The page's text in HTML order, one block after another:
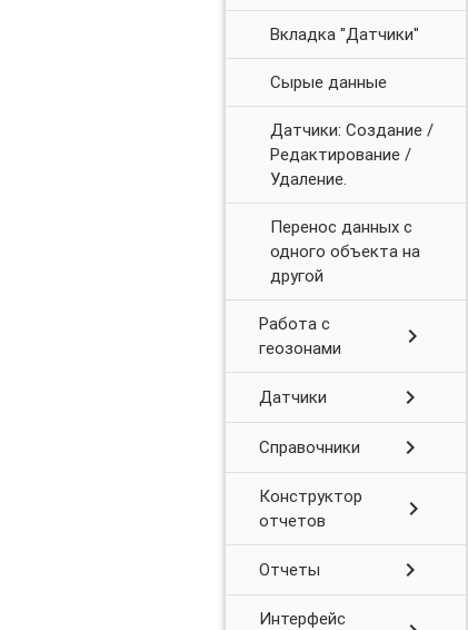
Вкладка "Датчики"
Сырые данные
Датчики: Создание /
Редактирование /
Удаление.
Перенос данных с
одного объекта на
другой
Работа с
геозонами
chevron_right
Датчики chevron_right
Справочники chevron_right
Конструктор
отчетов
chevron_right
Отчеты chevron_right
Интерфейс